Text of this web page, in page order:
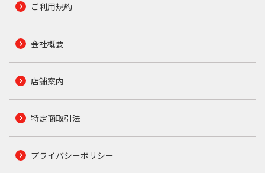
ご利用規約
会社概要
店舗案内
特定商取引法
プライバシーポリシー